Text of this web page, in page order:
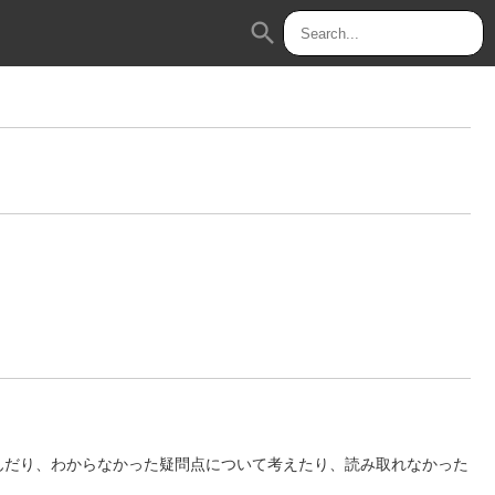
search
り、わからなかった疑問点について考えたり、読み取れなかった